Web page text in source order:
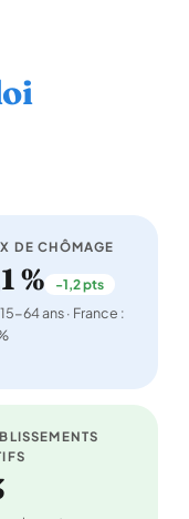
DE CHÔMAGE
% -1,2 pts
64 ans · France :